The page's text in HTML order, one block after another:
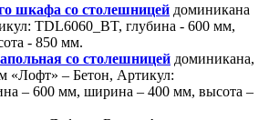
шкафа cо столешницей доминикана
TDL6060_BT, глубина - 600 мм,
- 850 мм.
со столешницей доминикана,
– Бетон, Артикул:
– 600 мм, ширина – 400 мм, высота –